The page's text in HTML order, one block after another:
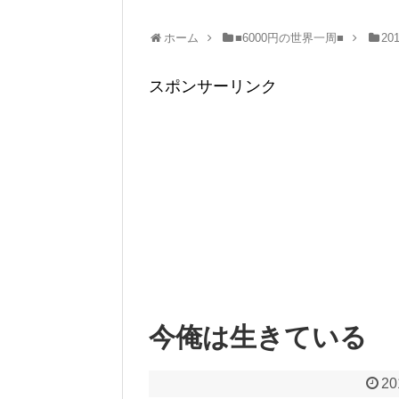
ホーム ■6000円の世界一周■
スポンサーリンク
今俺は生きている